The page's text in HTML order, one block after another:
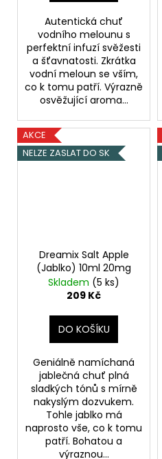
Autentická chuť
vodního melounu s
perfektní infuzí svěžesti
a šťavnatosti. Zkrátka
vodní meloun se vším,
co k tomu patří. Výrazně
osvěžující aroma...
AKCE
NELZE ZASLAT DO SK
Dreamix Salt Apple
(Jablko) 10ml 20mg
Skladem (5 ks)
209 Kč
DO KOŠÍKU
Geniálně namíchaná
jablečná chuť plná
sladkých tónů s mírně
nakyslým dozvukem.
Tohle jablko má
naprosto vše, co k tomu
patří. Bohatou a
výraznou...